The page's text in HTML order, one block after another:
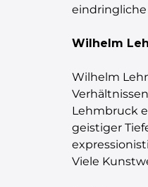
eindringliche
Wilhelm
Wilhelm
Lehmbruck
geistiger
Viele